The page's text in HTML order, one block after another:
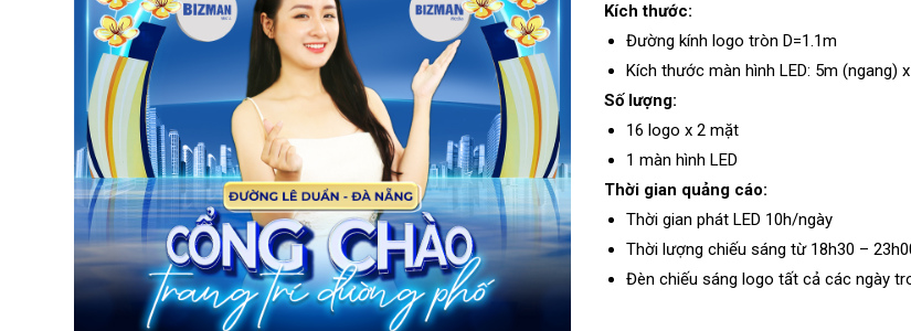
Kích thước:
Đường kính logo tròn D=1.1m
Kích thước màn hình LED: 5m (ngang)
Số lượng:
16 logo x 2 mặt
1 màn hình LED
Thời gian quảng cáo:
Thời gian phát LED 10h/ngày
Thời lượng chiếu sáng từ 18h30 –
Đèn chiếu sáng logo tất cả các ngày